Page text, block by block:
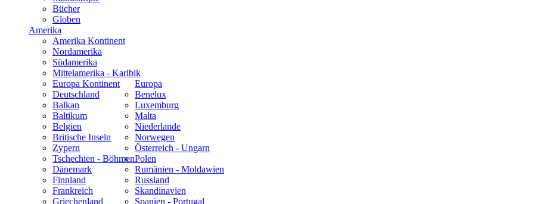
Bücher
Globen
Amerika
Amerika Kontinent
Nordamerika
Südamerika
Mittelamerika - Karibik
Europa
Europa Kontinent
Deutschland
Balkan
Baltikum
Belgien
Britische Inseln
Zypern
Tschechien - Böhmen
Dänemark
Finnland
Frankreich
Griechenland
Benelux
Luxemburg
Malta
Niederlande
Norwegen
Österreich - Ungarn
Polen
Rumänien - Moldawien
Russland
Skandinavien
Spanien - Portugal